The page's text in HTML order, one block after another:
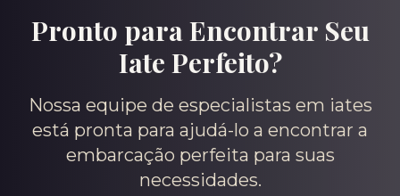
Pronto para Encontrar Seu
Iate Perfeito?
Nossa equipe de especialistas em iates
está pronta para ajudá-lo a encontrar a
embarcação perfeita para suas
necessidades.